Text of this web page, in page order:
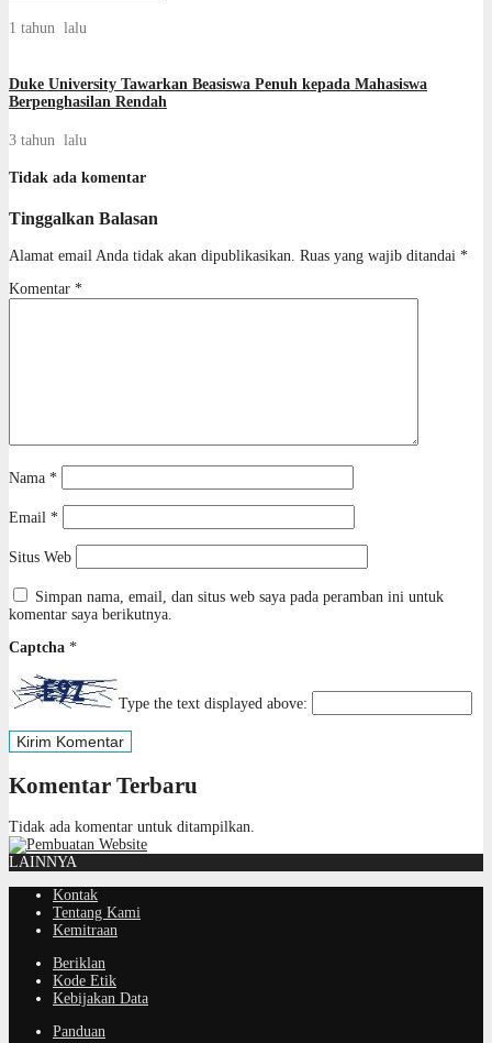
1 tahun lalu
Duke University Tawarkan Beasiswa Penuh kepada Mahasiswa
Berpenghasilan Rendah
3 tahun lalu
Tidak ada komentar
Tinggalkan Balasan
Alamat email Anda tidak akan dipublikasikan. Ruas yang wajib ditandai *
Komentar *
Nama *
Email *
Situs Web
Simpan nama, email, dan situs web saya pada peramban ini untuk
komentar saya berikutnya.
Captcha *
Type the text displayed above:
Komentar Terbaru
Tidak ada komentar untuk ditampilkan.
LAINNYA
Kontak
Tentang Kami
Kemitraan
Beriklan
Kode Etik
Kebijakan Data
Panduan